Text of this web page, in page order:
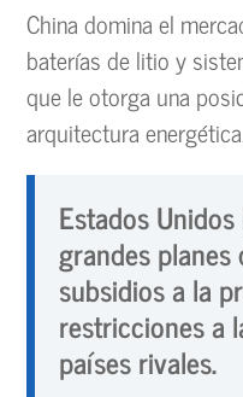
China domina el
baterías de litio y
que le otorga una
arquitectura
Estados
grandes
subsidios a la
restricciones a
países rivales.